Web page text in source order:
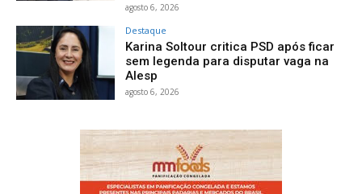
agosto 6, 2026
Destaque
Karina Soltour critica PSD após ficar
sem legenda para disputar vaga na
Alesp
agosto 6, 2026